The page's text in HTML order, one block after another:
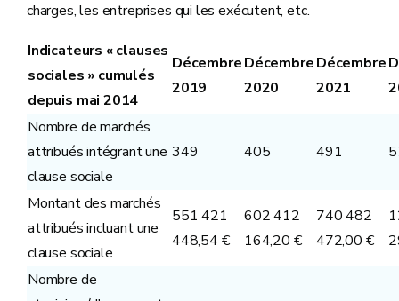
charges, les entreprises qui les exécutent, etc.
Indicateurs « clauses
sociales » cumulés
depuis mai 2014
Décembre
2019
Décembre
2020
Décembre
2021
Nombre de marchés
attribués intégrant une
clause sociale
349 405 491
Montant des marchés
attribués incluant une
clause sociale
551 421
448,54 €
602 412
164,20 €
740 482
472,00 €
Nombre de